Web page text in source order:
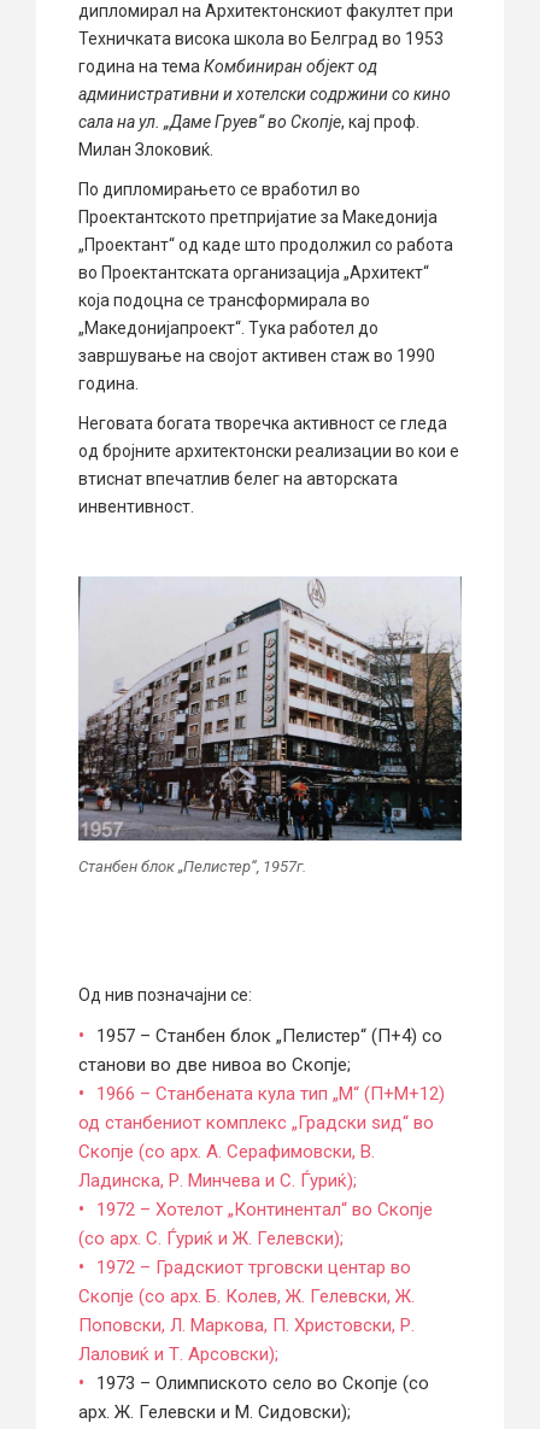
дипломирал на Архитектонскиот факултет при
Техничката висока школа во Белград во 1953
година на тема Комбиниран објект од
административни и хотелски содржини со кино
сала на ул. „Даме Груев“ во Скопје, кај проф.
Милан Злоковиќ.
По дипломирањето се вработил во
Проектантското претпријатие за Македонија
„Проектант“ од каде што продолжил со работа
во Проектантската организација „Архитект“
која подоцна се трансформирала во
„Македонијапроект“. Тука работел до
завршување на својот активен стаж во 1990
година.
Неговата богата творечка активност се гледа
од бројните архитектонски реализации во кои е
втиснат впечатлив белег на авторската
инвентивност.
Станбен блок „Пелистер“, 1957г.
Од нив позначајни се:
1957 – Станбен блок „Пелистер“ (П+4) со
станови во две нивоа во Скопје;
1966 – Станбената кула тип „М“ (П+М+12)
од станбениот комплекс „Градски ѕид“ во
Скопје (со арх. А. Серафимовски, В.
Ладинска, Р. Минчева и С. Ѓуриќ);
1972 – Хотелот „Континентал“ во Скопје
(со арх. С. Ѓуриќ и Ж. Гелевски);
1972 – Градскиот трговски центар во
Скопје (со арх. Б. Колев, Ж. Гелевски, Ж.
Поповски, Л. Маркова, П. Христовски, Р.
Лаловиќ и Т. Арсовски);
1973 – Олимпиското село во Скопје (со
арх. Ж. Гелевски и М. Сидовски);